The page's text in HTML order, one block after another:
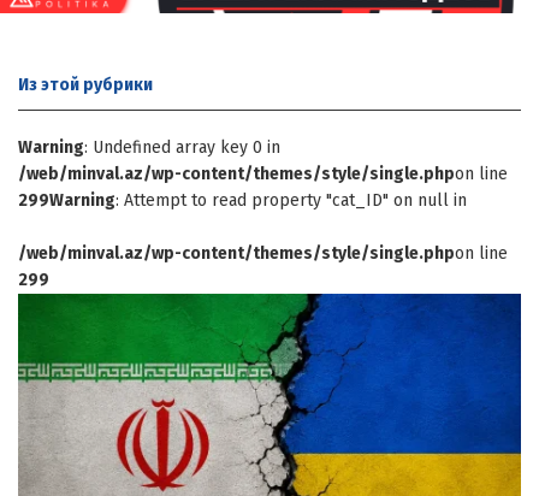
Из этой рубрики
Warning: Undefined array key 0 in
/web/minval.az/wp-content/themes/style/single.phpon line
299Warning: Attempt to read property "cat_ID" on null in
/web/minval.az/wp-content/themes/style/single.phpon line
299